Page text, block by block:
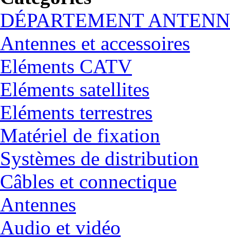
DÉPARTEMENT
Antennes et accessoires
Eléments CATV
Eléments satellites
Eléments terrestres
Matériel de fixation
Systèmes de distribution
Câbles et connectique
Antennes
Audio et vidéo